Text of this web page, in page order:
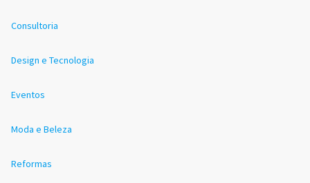
Consultoria
Design e Tecnologia
Eventos
Moda e Beleza
Reformas